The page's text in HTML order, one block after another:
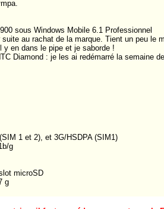
sous Windows Mobile 6.1 Professionnel
au rachat de la marque. Tient un peu le
y en dans le pipe et je saborde !
Diamond : je les ai redémarré la semaine
1 et 2), et 3G/HSDPA (SIM1)
g
microSD
g